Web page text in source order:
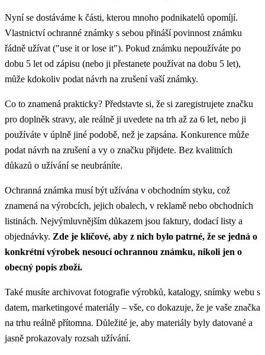
Nyní se dostáváme k části, kterou mnoho podnikatelů opomíjí.
Vlastnictví ochranné známky s sebou přináší povinnost známku
řádně užívat ("use it or lose it"). Pokud známku nepoužíváte po
dobu 5 let od zápisu (nebo ji přestanete používat na dobu 5 let),
může kdokoliv podat návrh na zrušení vaší známky.
Co to znamená prakticky? Představte si, že si zaregistrujete značku
pro doplněk stravy, ale reálně ji uvedete na trh až za 6 let, nebo ji
používáte v úplně jiné podobě, než je zapsána. Konkurence může
podat návrh na zrušení a vy o značku přijdete. Bez kvalitních
důkazů o užívání se neubráníte.
Ochranná známka musí být užívána v obchodním styku, což
znamená na výrobcích, jejich obalech, v reklamě nebo obchodních
listinách. Nejvýmluvnějším důkazem jsou faktury, dodací listy a
objednávky. Zde je klíčové, aby z nich bylo patrné, že se jedná o
konkrétní výrobek nesoucí ochrannou známku, nikoli jen o
obecný popis zboží.
Také musíte archivovat fotografie výrobků, katalogy, snímky webu s
datem, marketingové materiály – vše, co dokazuje, že je vaše značka
na trhu reálně přítomna. Důležité je, aby materiály byly datované a
jasně prokazovaly rozsah užívání.